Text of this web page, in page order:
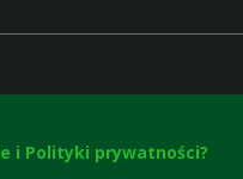
i Polityki prywatności?